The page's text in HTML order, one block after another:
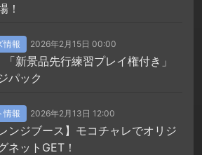
！
情報 2026年2月15日 00:00
「新景品先行練習プレイ権付き」
パック
情報 2026年2月13日 12:00
レンジブース】モコチャレでオリジ
ネットGET！